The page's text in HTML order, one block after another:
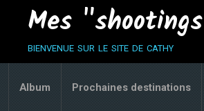
Mes
bienvenue sur le site de cathy
Album Prochaines destinations